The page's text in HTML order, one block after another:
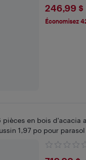
246,99 $
Économisez
pièces en bois d'acacia
1,97 po pour parasol